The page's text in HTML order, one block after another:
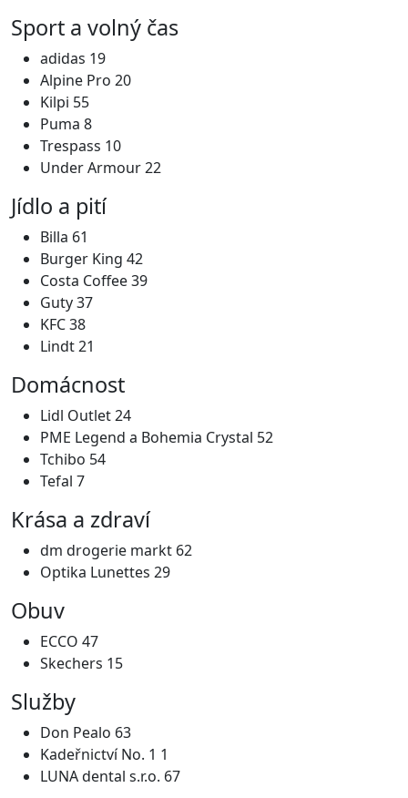
Sport a volný čas
adidas 19
Alpine Pro 20
Kilpi 55
Puma 8
Trespass 10
Under Armour 22
Jídlo a pití
Billa 61
Burger King 42
Costa Coffee 39
Guty 37
KFC 38
Lindt 21
Domácnost
Lidl Outlet 24
PME Legend a Bohemia Crystal 52
Tchibo 54
Tefal 7
Krása a zdraví
dm drogerie markt 62
Optika Lunettes 29
Obuv
ECCO 47
Skechers 15
Služby
Don Pealo 63
Kadeřnictví No. 1 1
LUNA dental s.r.o. 67